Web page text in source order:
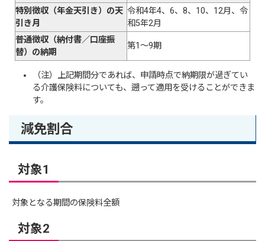
特別徴収（年金天引き）の天
引き月
令和4年4、6、8、10、12月、令
和5年2月
普通徴収（納付書／口座振
替）の納期
第1～9期
（注）上記期間分であれば、申請時点で納期限が過ぎてい
る介護保険料についても、遡って適用を受けることができま
す。
減免割合
対象1
対象となる期間の保険料全額
対象2